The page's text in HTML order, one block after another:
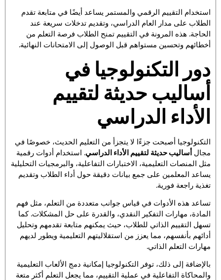
استخدام التقييم الرقمي والمستمر يساعد أيضًا في متابعة تقدم
الطلاب على مدار العام الدراسي، وتقديم تدخلات سريعة عند
الحاجة. هذه المرونة في التقييم تمنح الطلاب فرصة التعلم من
أخطائهم وتحسين مستواهم قبل الوصول إلى الامتحانات النهائية.
دور التكنولوجيا في
أساليب حديثة لتقييم
الأداء الدراسي
التكنولوجيا أصبحت جزءًا لا يتجزأ من التعليم الحديث، خصوصًا في
مجال أساليب حديثة لتقييم الأداء الدراسي. استخدام أدوات رقمية
مثل المنصات التعليمية، الاختبارات التفاعلية، والبرمجيات التحليلية
يساعد المعلمين على جمع بيانات دقيقة حول أداء الطلاب وتقديم
تغذية راجعة فورية.
تساعد هذه الأدوات في قياس جوانب متعددة من التعلم، مثل فهم
المادة، مهارات التفكير النقدي، والقدرة على حل المشكلات. كما
تسهل التقييم الذاتي للطلاب، حيث يمكنهم متابعة تقدمهم وتحليل
أدائهم بأنفسهم، مما يعزز من استقلاليتهم التعليمية ويطور لديهم
مهارات التعلم الذاتي.
بالإضافة إلى ذلك، توفر التكنولوجيا إمكانية دمج الألعاب التعليمية
والمحاكاة التفاعلية في عملية التقييم، مما يجعل التعلم أكثر متعة